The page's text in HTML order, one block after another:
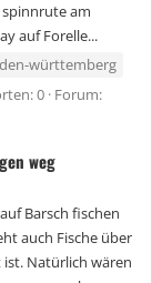
am
auf Forelle...
württemberg
0 Forum:
weg
Barsch fischen
auch Fische über
Natürlich wären